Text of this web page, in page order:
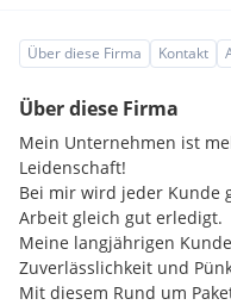
Über diese Firma Kontakt
Über diese Firma
Mein Unternehmen ist
Leidenschaft!
Bei mir wird jeder Kunde
Arbeit gleich gut erledigt.
Meine langjährigen
Zuverlässlichkeit und
Mit diesem Rund um